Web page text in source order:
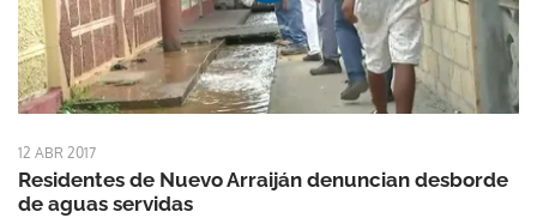
12 ABR 2017
Residentes de Nuevo Arraiján denuncian desborde
de aguas servidas